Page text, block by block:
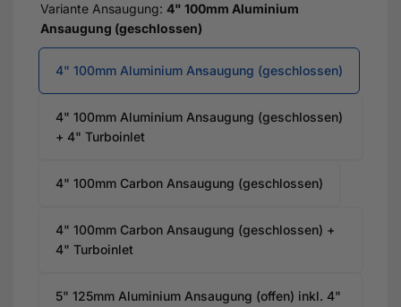
Variante Ansaugung: 4" 100mm Aluminium
Ansaugung (geschlossen)
4" 100mm Aluminium Ansaugung (geschlossen)
4" 100mm Aluminium Ansaugung (geschlossen)
+ 4" Turboinlet
4" 100mm Carbon Ansaugung (geschlossen)
4" 100mm Carbon Ansaugung (geschlossen) +
4" Turboinlet
5" 125mm Aluminium Ansaugung (offen) inkl. 4"